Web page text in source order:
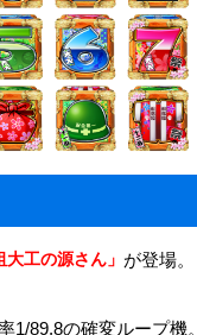
大工の源さん」 が登場。
1/89.8の確変ループ機。